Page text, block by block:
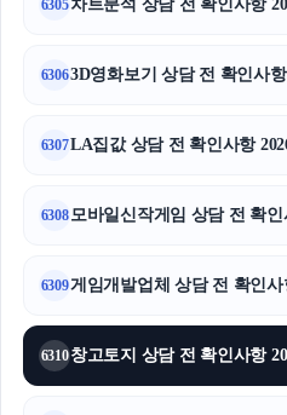
6305차트분석 상담 전 확인사항
63063D영화보기 상담 전 확인사
6307LA집값 상담 전 확인사항
6308모바일신작게임 상담 전 확인
6309게임개발업체 상담 전 확인사
6310창고토지 상담 전 확인사항